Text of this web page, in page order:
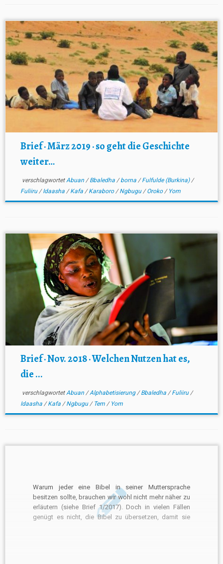
Brief · März 2019 · so geht die Geschichte
weiter…
verschlagwortetAbuan /Bbaledha /borna /Fulfulde (Burkina)/
Fuliiru/Idaasha /Kafa /Karaboro/Ngbugu/Oroko/ Yom
Brief · Nov. 2018 · Welchen Nutzen hat es,
die ...
verschlagwortetAbuan /Alphabetisierung/Bbaledha /Fuliiru/
Idaasha /Kafa /Ngbugu/ Tem / Yom
Warum jeder eine Bibel in seiner Muttersprache
besitzen sollte, brauchen wir wohl nicht mehr näher zu
erläutern (siehe Brief 1/2017). Doch in vielen Fällen
genügt es nicht, die Bibel zu übersetzen, damit sie